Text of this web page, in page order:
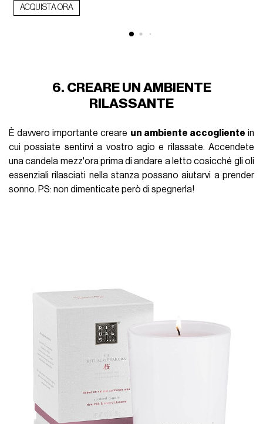
ACQUISTA ORA
6. CREARE UN AMBIENTE
RILASSANTE
È davvero importante creare un ambiente accogliente in
cui possiate sentirvi a vostro agio e rilassate. Accendete
una candela mezz'ora prima di andare a letto cosicché gli oli
essenziali rilasciati nella stanza possano aiutarvi a prender
sonno. PS: non dimenticate però di spegnerla!